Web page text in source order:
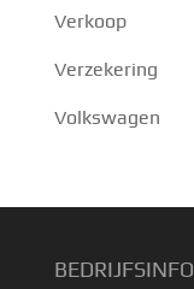
Verkoop
Verzekering
Volkswagen
BEDRIJFSINFO